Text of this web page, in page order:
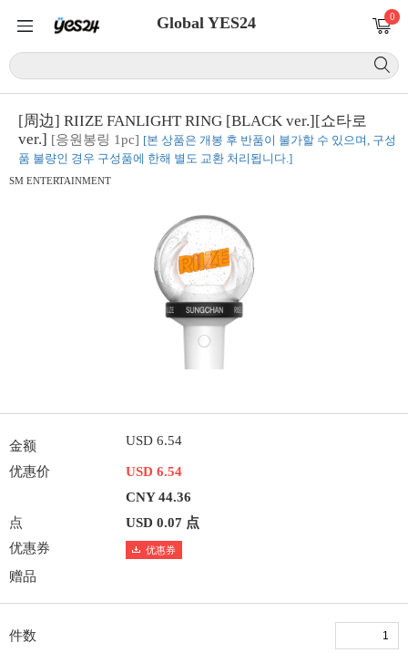
Global YES24 0
[周边] RIIZE FANLIGHT RING [BLACK ver.][쇼타로
ver.] [응원봉링 1pc] [본 상품은 개봉 후 반품이 불가할 수 있으며, 구성
품 불량인 경우 구성품에 한해 별도 교환 처리됩니다.]
SM ENTERTAINMENT
金额 USD 6.54
优惠价
USD 6.54
CNY 44.36
点
USD 0.07 点
优惠券
优惠券
赠品
件数